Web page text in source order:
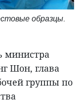
образцы.
министра
Шон, глава
группы по